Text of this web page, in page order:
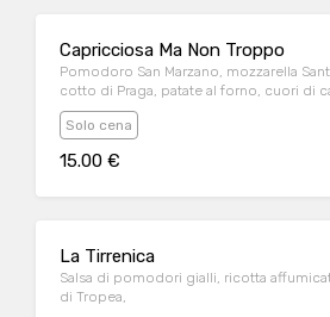
Capricciosa Ma Non Troppo
Pomodoro San Marzano, mozzarella
cotto di Praga, patate al forno, cuori di
balsamico di Modena
Solo cena
15.00 €
La Tirrenica
Salsa di pomodori gialli, ricotta
di Tropea,